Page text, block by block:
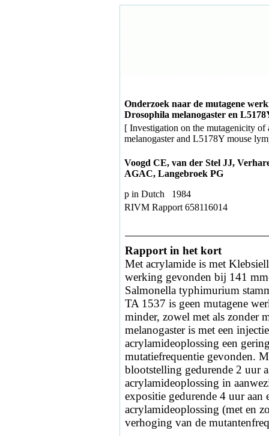
Onderzoek naar de mutagene
Drosophila melanogaster en
[ Investigation on the mutagenicity
melanogaster and L5178Y mouse
Voogd CE, van der Stel JJ,
AGAC, Langebroek PG
p in Dutch 1984
RIVM Rapport 658116014
Rapport in het kort
Met acrylamide is met
werking gevonden bij 141
Salmonella typhimurium
TA 1537 is geen mutagene
minder, zowel met als zonder
melanogaster is met een
acrylamideoplossing een
mutatiefrequentie gevonden.
blootstelling gedurende 2 uur
acrylamideoplossing in
expositie gedurende 4 uur
acrylamideoplossing (met en
verhoging van de